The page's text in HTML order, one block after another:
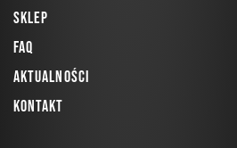
Sklep
FAQ
Aktualności
Kontakt